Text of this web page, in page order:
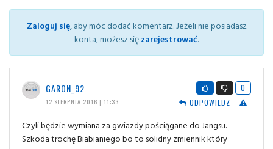
Zaloguj się, aby móc dodać komentarz. Jeżeli nie posiadasz
konta, możesz sięzarejestrować.
GARON_92
12 SIERPNIA 2016 | 11:33
0
ODPOWIEDZ
Czyli będzie wymiana za gwiazdy pościągane do Jangsu.
Szkoda trochę Biabianiego bo to solidny zmiennik który